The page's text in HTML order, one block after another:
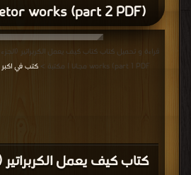
(How Carburetor works (part 2 PDF
كتاب كيف يعمل الكربراتير
works (part 1 PDF مجانا | مكتبة >
كتب في